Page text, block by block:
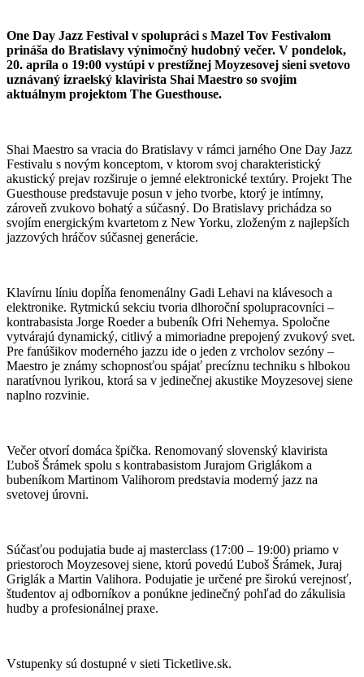
One Day Jazz Festival v spolupráci s Mazel Tov Festivalom
prináša do Bratislavy výnimočný hudobný večer. V pondelok,
20. apríla o 19:00 vystúpi v prestížnej Moyzesovej sieni svetovo
uznávaný izraelský klavirista Shai Maestro so svojim
aktuálnym projektom The Guesthouse.
Shai Maestro sa vracia do Bratislavy v rámci jarného One Day Jazz
Festivalu s novým konceptom, v ktorom svoj charakteristický
akustický prejav rozširuje o jemné elektronické textúry. Projekt The
Guesthouse predstavuje posun v jeho tvorbe, ktorý je intímny,
zároveň zvukovo bohatý a súčasný. Do Bratislavy prichádza so
svojím energickým kvartetom z New Yorku, zloženým z najlepších
jazzových hráčov súčasnej generácie.
Klavírnu líniu dopĺňa fenomenálny Gadi Lehavi na klávesoch a
elektronike. Rytmickú sekciu tvoria dlhoroční spolupracovníci –
kontrabasista Jorge Roeder a bubeník Ofri Nehemya. Spoločne
vytvárajú dynamický, citlivý a mimoriadne prepojený zvukový svet.
Pre fanúšikov moderného jazzu ide o jeden z vrcholov sezóny –
Maestro je známy schopnosťou spájať precíznu techniku s hlbokou
naratívnou lyrikou, ktorá sa v jedinečnej akustike Moyzesovej siene
naplno rozvinie.
Večer otvorí domáca špička. Renomovaný slovenský klavirista
Ľuboš Šrámek spolu s kontrabasistom Jurajom Griglákom a
bubeníkom Martinom Valihorom predstavia moderný jazz na
svetovej úrovni.
Súčasťou podujatia bude aj masterclass (17:00 – 19:00) priamo v
priestoroch Moyzesovej siene, ktorú povedú Ľuboš Šrámek, Juraj
Griglák a Martin Valihora. Podujatie je určené pre širokú verejnosť,
študentov aj odborníkov a ponúkne jedinečný pohľad do zákulisia
hudby a profesionálnej praxe.
Vstupenky sú dostupné v sieti Ticketlive.sk.